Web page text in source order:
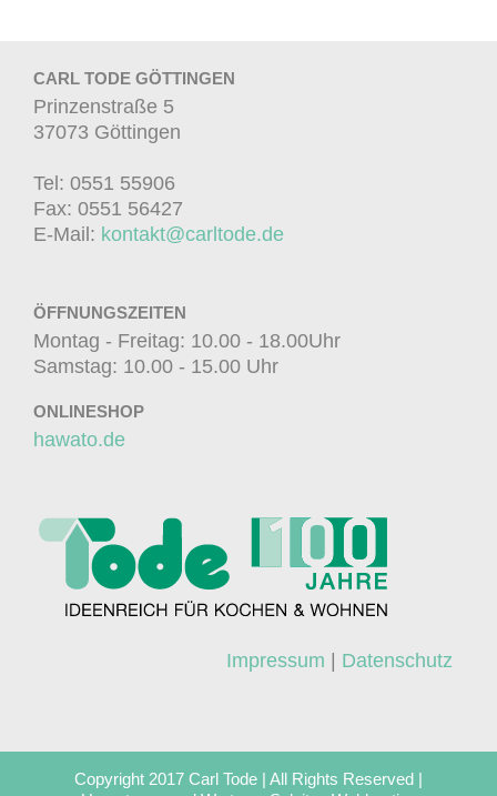
CARL TODE GÖTTINGEN
Prinzenstraße 5
37073 Göttingen
Tel: 0551 55906
Fax: 0551 56427
E-Mail: kontakt@carltode.de
ÖFFNUNGSZEITEN
Montag - Freitag: 10.00 - 18.00Uhr
Samstag: 10.00 - 15.00 Uhr
ONLINESHOP
hawato.de
Impressum | Datenschutz
Copyright 2017 Carl Tode | All Rights Reserved |